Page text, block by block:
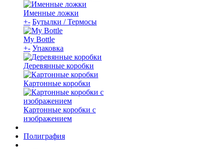
Именные ложки
+- Бутылки / Термосы
My Bottle
+- Упаковка
Деревянные коробки
Картонные коробки
Картонные коробки с
изображением
Полиграфия